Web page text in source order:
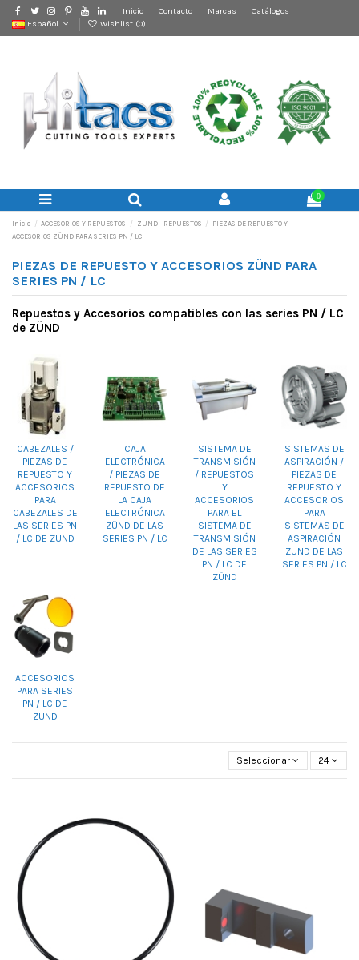
Inicio Contacto Marcas
Catálogos
Español
Wishlist (0)
0
Inicio ACCESORIOS Y REPUESTOS ZÜND - REPUESTOS
PIEZAS DE REPUESTO Y
ACCESORIOS ZÜND PARA SERIES PN / LC
PIEZAS DE REPUESTO Y ACCESORIOS ZÜND PARA
SERIES PN / LC
Repuestos y Accesorios compatibles con las series PN / LC
de ZÜND
CABEZALES /
PIEZAS DE
REPUESTO Y
ACCESORIOS
PARA
CABEZALES DE
LAS SERIES PN
/ LC DE ZÜND
CAJA
ELECTRÓNICA
/ PIEZAS DE
REPUESTO DE
LA CAJA
ELECTRÓNICA
ZÜND DE LAS
SERIES PN / LC
SISTEMA DE
TRANSMISIÓN
/ REPUESTOS
Y
ACCESORIOS
PARA EL
SISTEMA DE
TRANSMISIÓN
DE LAS SERIES
PN / LC DE
ZÜND
SISTEMAS DE
ASPIRACIÓN /
PIEZAS DE
REPUESTO Y
ACCESORIOS
PARA
SISTEMAS DE
ASPIRACIÓN
ZÜND DE LAS
SERIES PN / LC
ACCESORIOS
PARA SERIES
PN / LC DE
ZÜND
Seleccionar 24